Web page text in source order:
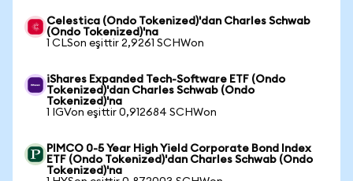
Celestica (Ondo Tokenized)'dan Charles Schwab
(Ondo Tokenized)'na
1 CLSon eşittir 2,9261 SCHWon
iShares Expanded Tech-Software ETF (Ondo
Tokenized)'dan Charles Schwab (Ondo
Tokenized)'na
1 IGVon eşittir 0,912684 SCHWon
PIMCO 0-5 Year High Yield Corporate Bond Index
ETF (Ondo Tokenized)'dan Charles Schwab (Ondo
Tokenized)'na